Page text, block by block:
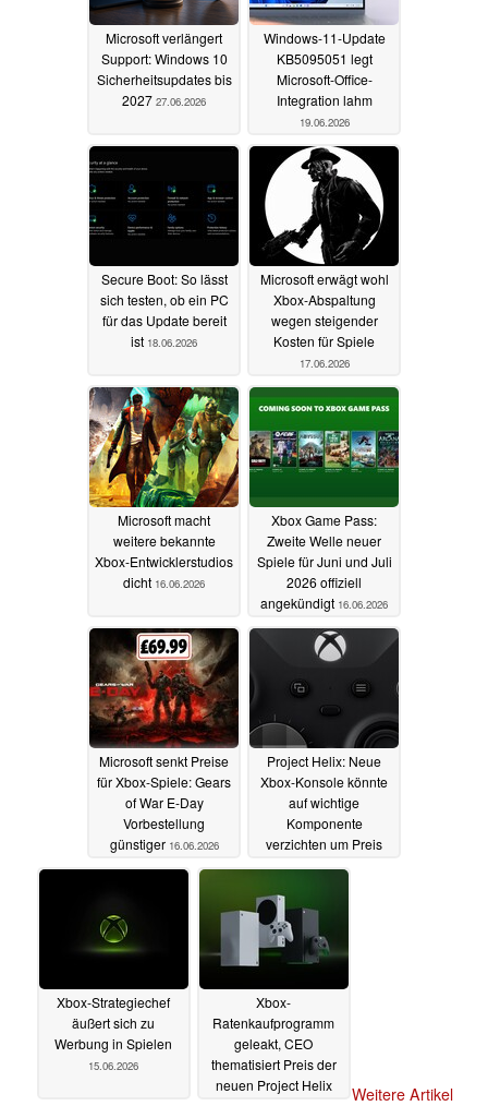
Microsoft verlängert
Support: Windows 10
Sicherheitsupdates bis
2027 27.06.2026
Windows-11-Update
KB5095051 legt
Microsoft-Office-
Integration lahm
19.06.2026
Secure Boot: So lässt
sich testen, ob ein PC
für das Update bereit
ist 18.06.2026
Microsoft erwägt wohl
Xbox-Abspaltung
wegen steigender
Kosten für Spiele
17.06.2026
Microsoft macht
weitere bekannte
Xbox-Entwicklerstudios
dicht 16.06.2026
Xbox Game Pass:
Zweite Welle neuer
Spiele für Juni und Juli
2026 offiziell
angekündigt 16.06.2026
Microsoft senkt Preise
für Xbox-Spiele: Gears
of War E-Day
Vorbestellung
günstiger 16.06.2026
Project Helix: Neue
Xbox-Konsole könnte
auf wichtige
Komponente
verzichten um Preis
Xbox-Strategiechef
äußert sich zu
Werbung in Spielen
15.06.2026
Xbox-
Ratenkaufprogramm
geleakt, CEO
thematisiert Preis der
neuen Project Helix
Weitere Artikel